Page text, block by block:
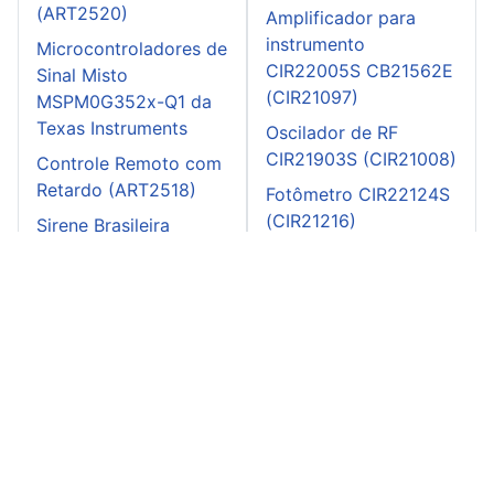
(ART2520)
Microcontroladores de
Sinal Misto
MSPM0G352x-Q1 da
Texas Instruments
Controle Remoto com
Retardo (ART2518)
Sirene Brasileira
Amplificador para
instrumento
CIR22005S CB21562E
(CIR21097)
Oscilador de RF
CIR21903S (CIR21008)
Fotômetro CIR22124S
(CIR21216)